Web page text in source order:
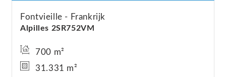
Alpilles 2SR752VM
Fontvieille Frankrijk
700 m²
31.331 m²